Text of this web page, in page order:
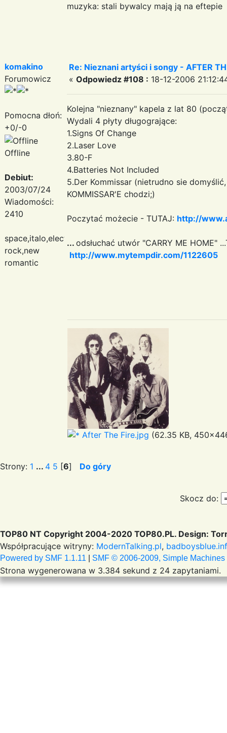
muzyka: stali bywalcy mają ją na eftepie
komakino
Forumowicz
Pomocna dłoń:
+0/-0
Offline
Debiut:
2003/07/24
Wiadomości:
2410
space,italo,electronic
rock,new
romantic
Re: Nieznani artyści i songy - AFTER
« Odpowiedz #108 : 18-12-2006
Kolejna "nieznany" kapela z lat 80
Wydali 4 płyty długogrające:
1.Signs Of Change
2.Laser Love
3.80-F
4.Batteries Not Included
5.Der Kommissar (nietrudno sie
KOMMISSAR'E chodzi;)
Poczytać możecie - TUTAJ: http://
... odsłuchać utwór "CARRY ME HOME"
http://www.mytempdir.com/1122605
After The Fire.jpg (62.35 KB,
Strony: 1 ... 4 5 [6] Do góry
Skocz do:
TOP80 NT Copyright 2004-2020 TOP80.PL. Design:
Współpracujące witryny: ModernTalking.pl,
Powered by SMF 1.1.11 SMF © 2006-2009, Simple Machines
Strona wygenerowana w 3.384 sekund z 24 zapytaniami.